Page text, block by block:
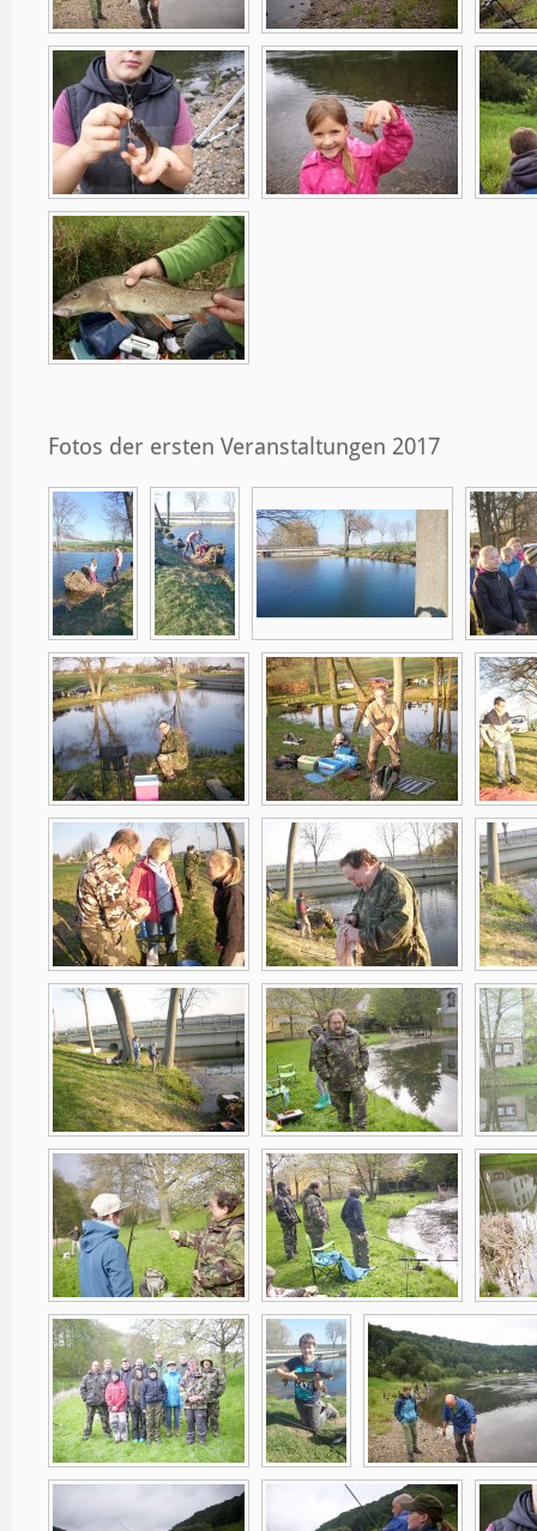
Fotos der ersten Veranstaltungen 2017